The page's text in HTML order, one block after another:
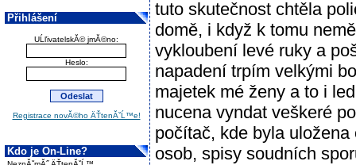
Přihlášení
UĹľivatelskĂ© jmĂ©no:
Heslo:
Registrace novĂ©ho ÄŤtenĂˇĹ™e!
Kdo je On-Line?
tuto skutečnost chtěla
domě, i když k tomu
vykloubení levé ruky a
napadení trpím velkými
majetek mé ženy a to i
nucena vyndat veškeré
počítač, kde byla
osob, spisy soudních